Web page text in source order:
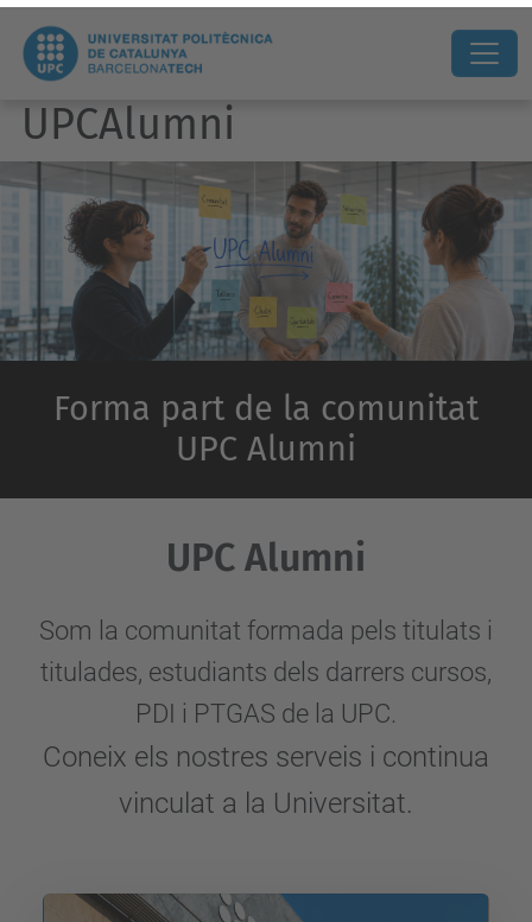
Forma part de la comunitat
UPC Alumni
UPCAlumni
UPC Alumni
Som la comunitat formada pels titulats i
titulades, estudiants dels darrers cursos,
PDI i PTGAS de la UPC.
Coneix els nostres serveis i continua
vinculat a la Universitat.